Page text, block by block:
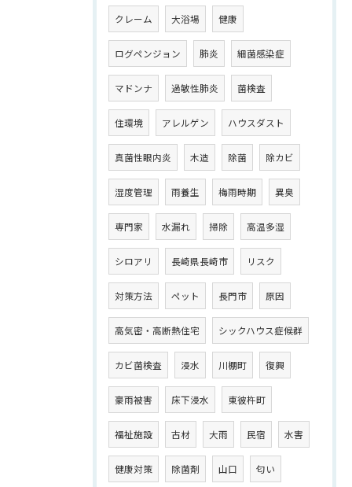
クレーム 大浴場 健康
ログペンジョン 肺炎 細菌感染症
マドンナ 過敏性肺炎 菌検査
住環境 アレルゲン ハウスダスト
真菌性眼内炎 木造 除菌 除カビ
湿度管理 雨養生 梅雨時期 異臭
専門家 水漏れ 掃除 高温多湿
シロアリ 長崎県長崎市 リスク
対策方法 ペット 長門市 原因
高気密・高断熱住宅 シックハウス症候群
カビ菌検査 浸水 川棚町 復興
豪雨被害 床下浸水 東彼杵町
福祉施設 古材 大雨 民宿 水害
健康対策 除菌剤 山口 匂い